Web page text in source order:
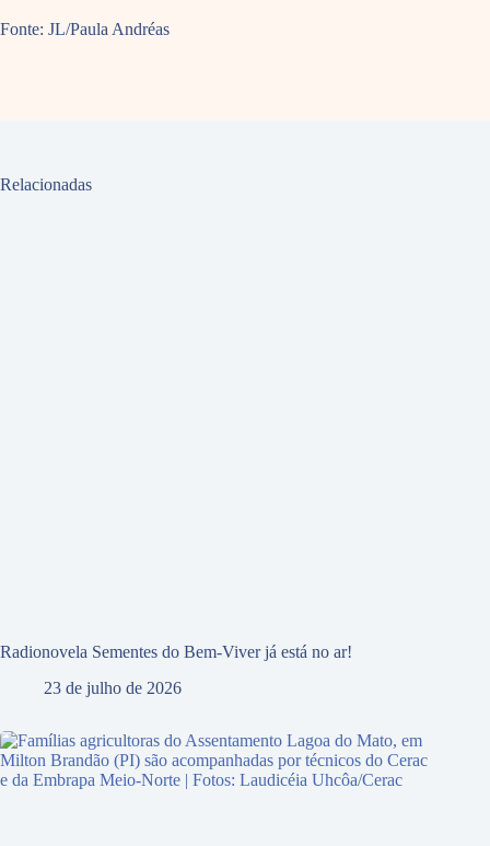
Fonte: JL/Paula Andréas
Relacionadas
Radionovela Sementes do Bem-Viver já está no ar!
23 de julho de 2026